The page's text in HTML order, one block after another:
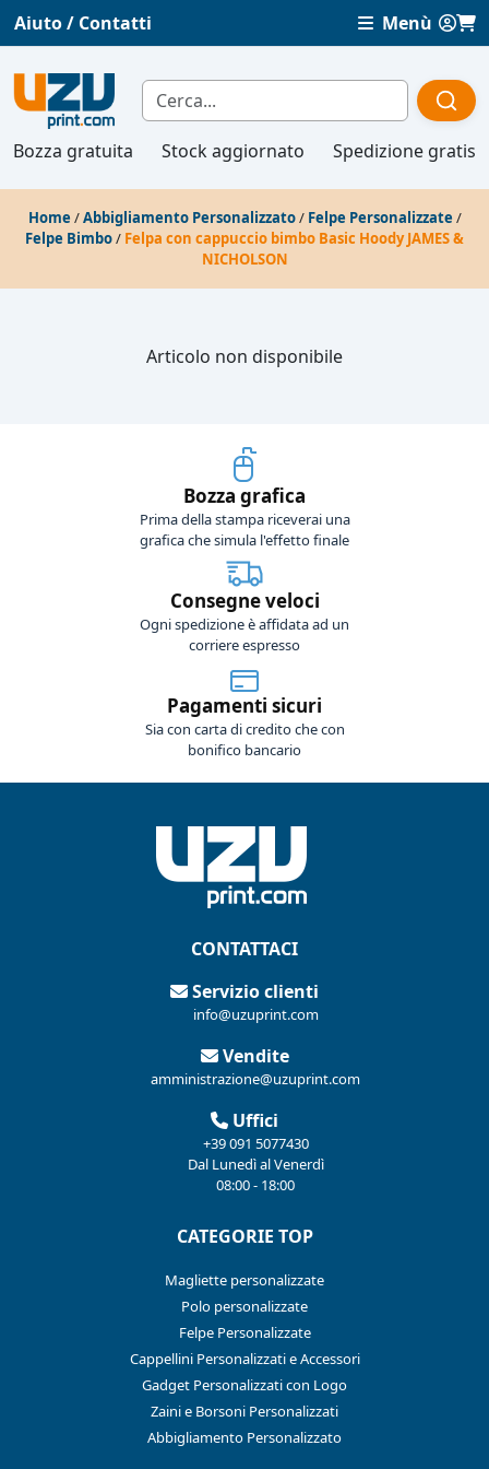
Aiuto / Contatti Menù
Bozza gratuita Stock aggiornato Spedizione gratis
Home /Abbigliamento Personalizzato/ Felpe Personalizzate /
Felpe Bimbo/ Felpa con cappuccio bimbo Basic Hoody JAMES &
NICHOLSON
Articolo non disponibile
Bozza grafica
Prima della stampa riceverai una
grafica che simula l'effetto finale
Consegne veloci
Ogni spedizione è affidata ad un
corriere espresso
Pagamenti sicuri
Sia con carta di credito che con
bonifico bancario
CONTATTACI
Servizio clienti
info@uzuprint.com
Vendite
amministrazione@uzuprint.com
Uffici
+39 091 5077430
Dal Lunedì al Venerdì
08:00 - 18:00
CATEGORIE TOP
Magliette personalizzate
Polo personalizzate
Felpe Personalizzate
Cappellini Personalizzati e Accessori
Gadget Personalizzati con Logo
Zaini e Borsoni Personalizzati
Abbigliamento Personalizzato